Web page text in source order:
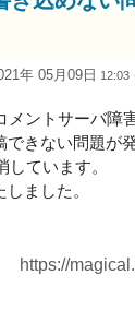
年 05月09日 12:03
メントサーバ障
できない問題が
しています。
ました。
https://